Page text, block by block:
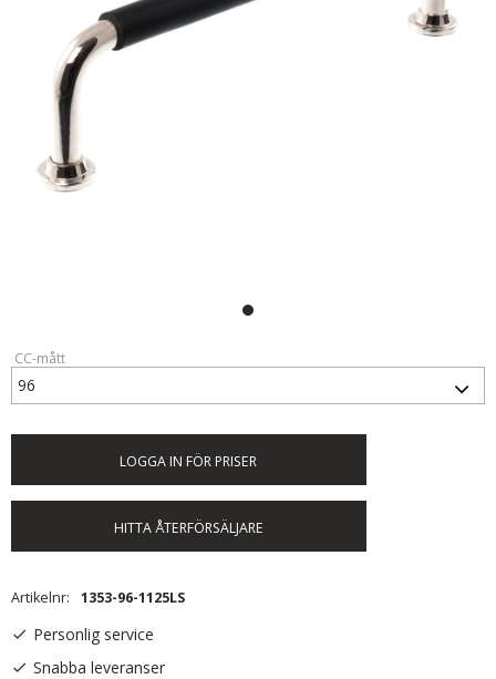
CC-mått
LOGGA IN FÖR PRISER
HITTA ÅTERFÖRSÄLJARE
Artikelnr 1353-96-1125LS
Personlig service
Snabba leveranser